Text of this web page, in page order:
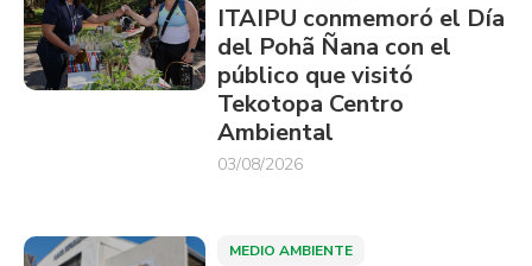
ITAIPU conmemoró el Día
del Pohã Ñana con el
público que visitó
Tekotopa Centro
Ambiental
03/08/2026
MEDIO AMBIENTE